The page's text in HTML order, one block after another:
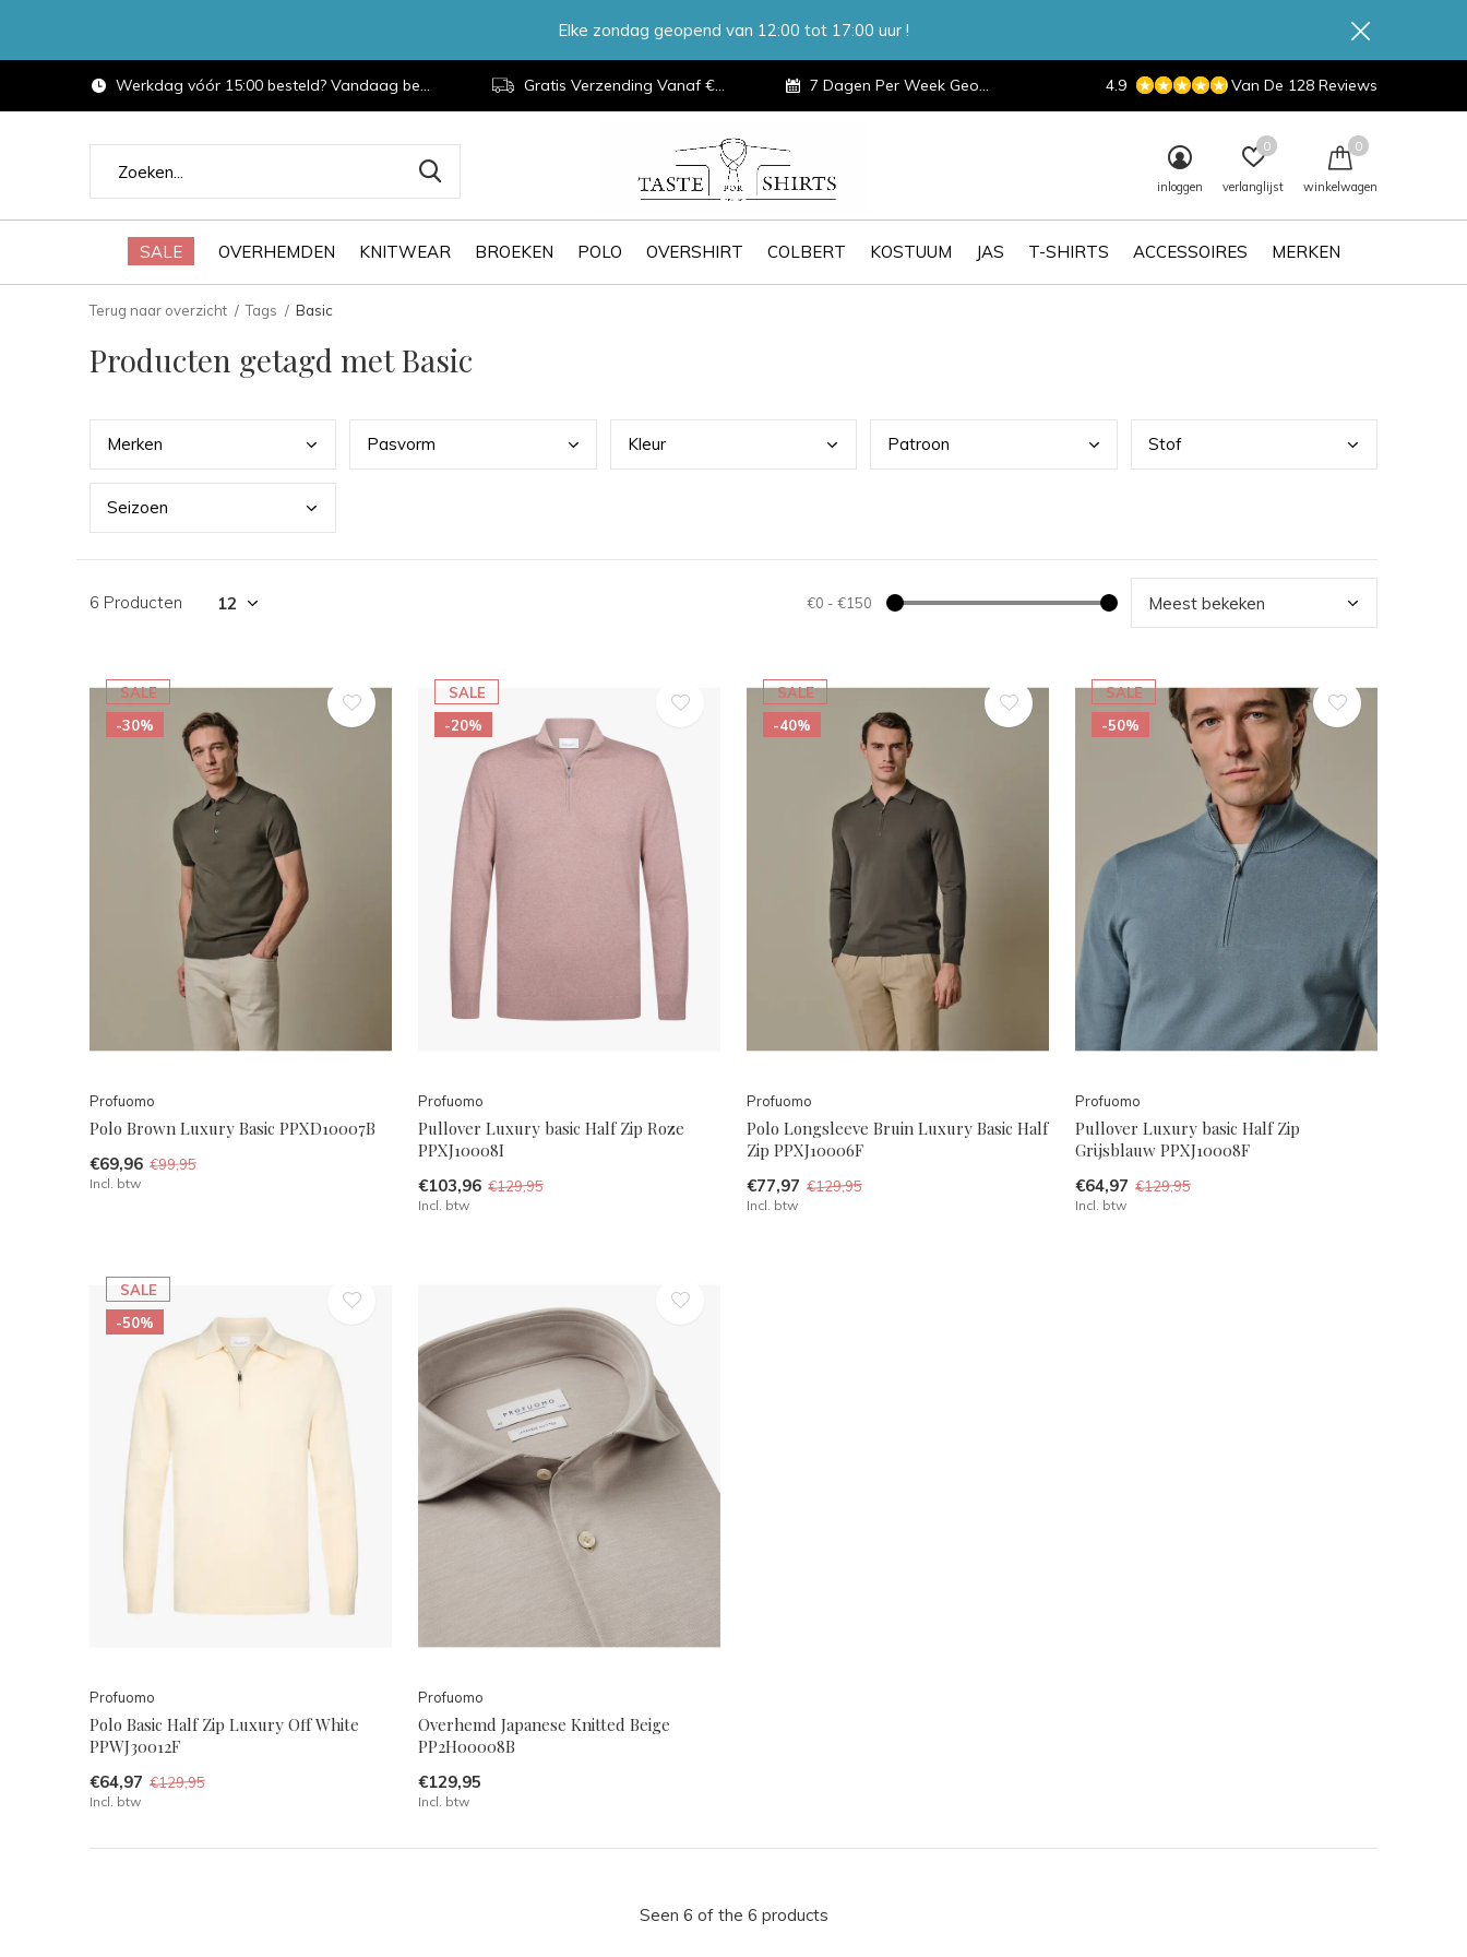
SALE OVERHEMDEN KNITWEAR BROEKEN POLO OVERSHIRT COLBERT KOSTUUM JAS T-SHIRTS ACCESSOIRES MERKEN
inloggen verlanglijst
0
winkelwagen
0
Werkdag vóór 15:00 besteld? Vandaag bezorgd. Gratis Verzending Vanaf €100,- 7 Dagen Per Week Geopend 4.9 Van De 128 Reviews
Elke zondag geopend van 12:00 tot 17:00 uur !
Terug naar overzicht Tags Basic
Producten getagd met Basic
Merken Pasvorm Kleur Patroon Stof
Seizoen
6 Producten €0 - €150
SALE
-30%
Profuomo
Polo Brown Luxury Basic PPXD10007B
€69,96 €99,95
Incl. btw
SALE
-20%
Profuomo
Pullover Luxury basic Half Zip Roze
PPXJ10008I
€103,96 €129,95
Incl. btw
SALE
-40%
Profuomo
Polo Longsleeve Bruin Luxury Basic Half
Zip PPXJ10006F
€77,97 €129,95
Incl. btw
SALE
-50%
Profuomo
Pullover Luxury basic Half Zip
Grijsblauw PPXJ10008F
€64,97 €129,95
Incl. btw
SALE
-50%
Profuomo
Polo Basic Half Zip Luxury Off White
PPWJ30012F
€64,97 €129,95
Incl. btw
Profuomo
Overhemd Japanese Knitted Beige
PP2H00008B
€129,95
Incl. btw
Seen 6 of the 6 products